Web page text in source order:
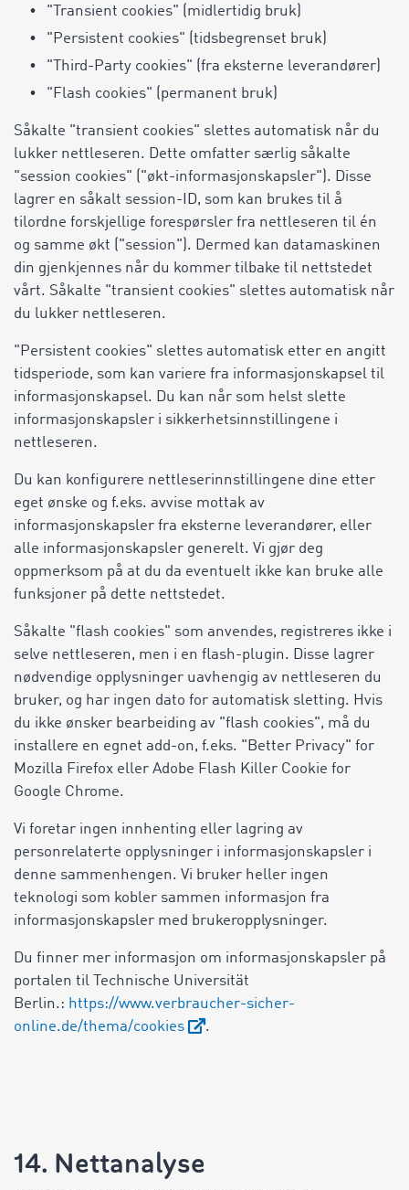
"Transient cookies" (midlertidig bruk)
"Persistent cookies" (tidsbegrenset bruk)
"Third-Party cookies" (fra eksterne leverandører)
"Flash cookies" (permanent bruk)
Såkalte "transient cookies" slettes automatisk når du
lukker nettleseren. Dette omfatter særlig såkalte
"session cookies" ("økt-informasjonskapsler"). Disse
lagrer en såkalt session-ID, som kan brukes til å
tilordne forskjellige forespørsler fra nettleseren til én
og samme økt ("session"). Dermed kan datamaskinen
din gjenkjennes når du kommer tilbake til nettstedet
vårt. Såkalte "transient cookies" slettes automatisk når
du lukker nettleseren.
"Persistent cookies" slettes automatisk etter en angitt
tidsperiode, som kan variere fra informasjonskapsel til
informasjonskapsel. Du kan når som helst slette
informasjonskapsler i sikkerhetsinnstillingene i
nettleseren.
Du kan konfigurere nettleserinnstillingene dine etter
eget ønske og f.eks. avvise mottak av
informasjonskapsler fra eksterne leverandører, eller
alle informasjonskapsler generelt. Vi gjør deg
oppmerksom på at du da eventuelt ikke kan bruke alle
funksjoner på dette nettstedet.
Såkalte "flash cookies" som anvendes, registreres ikke i
selve nettleseren, men i en flash-plugin. Disse lagrer
nødvendige opplysninger uavhengig av nettleseren du
bruker, og har ingen dato for automatisk sletting. Hvis
du ikke ønsker bearbeiding av "flash cookies", må du
installere en egnet add-on, f.eks. "Better Privacy" for
Mozilla Firefox eller Adobe Flash Killer Cookie for
Google Chrome.
Vi foretar ingen innhenting eller lagring av
personrelaterte opplysninger i informasjonskapsler i
denne sammenhengen. Vi bruker heller ingen
teknologi som kobler sammen informasjon fra
informasjonskapsler med brukeropplysninger.
Du finner mer informasjon om informasjonskapsler på
portalen til Technische Universität
Berlin.: https://www.verbraucher-sicher-
online.de/thema/cookies
.
14. Nettanalyse